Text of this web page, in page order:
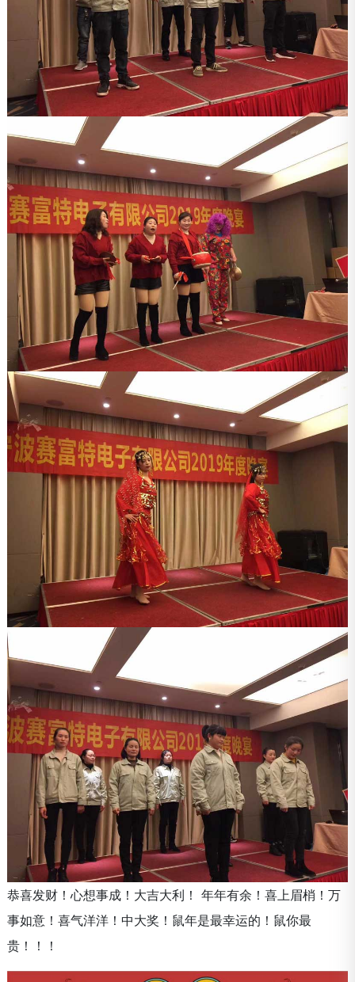
恭喜发财！心想事成！大吉大利！ 年年有余！喜上眉梢！万
事如意！喜气洋洋！中大奖！鼠年是最幸运的！鼠你最
贵！！！